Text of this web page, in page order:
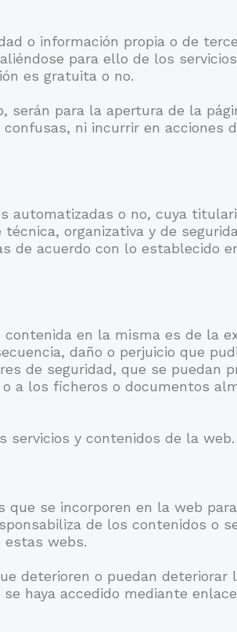
o información propia o de
para ello de los
es gratuita o no.
serán para la apertura de la
ni incurrir en acciones
automatizadas o no, cuya
organizativa y de
de acuerdo con lo establecido
en la misma es de la
daño o perjuicio que
de seguridad, que se puedan
a los ficheros o documentos
servicios y contenidos de la web.
que se incorporen en la web
de los contenidos o
estas webs.
deterioren o puedan deteriorar
haya accedido mediante